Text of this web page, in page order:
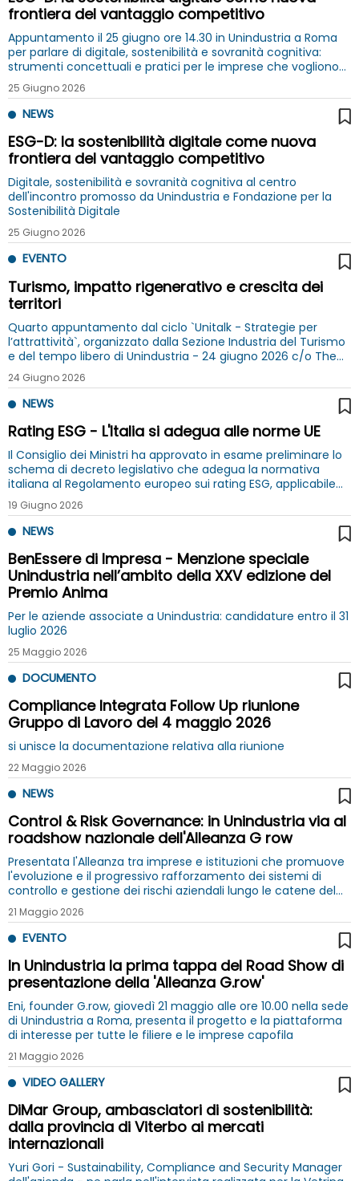
frontiera del vantaggio competitivo
Appuntamento il 25 giugno ore 14.30 in Unindustria a Roma
per parlare di digitale, sostenibilità e sovranità cognitiva:
strumenti concettuali e pratici per le imprese che vogliono
governare - non subire - la propria trasformazione
25 Giugno 2026
NEWS
ESG-D: la sostenibilità digitale come nuova
frontiera del vantaggio competitivo
Digitale, sostenibilità e sovranità cognitiva al centro
dell'incontro promosso da Unindustria e Fondazione per la
Sostenibilità Digitale
25 Giugno 2026
EVENTO
Turismo, impatto rigenerativo e crescita dei
territori
Quarto appuntamento dal ciclo `Unitalk - Strategie per
l’attrattività`, organizzato dalla Sezione Industria del Turismo
e del tempo libero di Unindustria - 24 giugno 2026 c/o The
Social Hub
24 Giugno 2026
NEWS
Rating ESG - L'Italia si adegua alle norme UE
Il Consiglio dei Ministri ha approvato in esame preliminare lo
schema di decreto legislativo che adegua la normativa
italiana al Regolamento europeo sui rating ESG, applicabile
dal 2 luglio prossimo
19 Giugno 2026
NEWS
BenEssere di Impresa - Menzione speciale
Unindustria nell’ambito della XXV edizione del
Premio Anima
Per le aziende associate a Unindustria: candidature entro il 31
luglio 2026
25 Maggio 2026
DOCUMENTO
Compliance Integrata Follow Up riunione
Gruppo di Lavoro del 4 maggio 2026
si unisce la documentazione relativa alla riunione
22 Maggio 2026
NEWS
Control & Risk Governance: in Unindustria via al
roadshow nazionale dell'Alleanza G row
Presentata l'Alleanza tra imprese e istituzioni che promuove
l'evoluzione e il progressivo rafforzamento dei sistemi di
controllo e gestione dei rischi aziendali lungo le catene del
valore
21 Maggio 2026
EVENTO
In Unindustria la prima tappa del Road Show di
presentazione della 'Alleanza G.row'
Eni, founder G.row, giovedì 21 maggio alle ore 10.00 nella sede
di Unindustria a Roma, presenta il progetto e la piattaforma
di interesse per tutte le filiere e le imprese capofila
21 Maggio 2026
VIDEO GALLERY
DiMar Group, ambasciatori di sostenibilità:
dalla provincia di Viterbo ai mercati
internazionali
Yuri Gori - Sustainability, Compliance and Security Manager